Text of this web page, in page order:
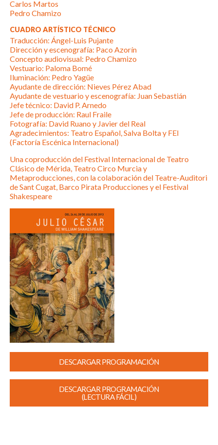
Carlos Martos
Pedro Chamizo
CUADRO ARTÍSTICO TÉCNICO
Traducción: Ángel-Luis Pujante
Dirección y escenografía: Paco Azorín
Concepto audiovisual: Pedro Chamizo
Vestuario: Paloma Bomé
Iluminación: Pedro Yagüe
Ayudante de dirección: Nieves Pérez Abad
Ayudante de vestuario y escenografía: Juan Sebastián
Jefe técnico: David P. Arnedo
Jefe de producción: Raul Fraile
Fotografía: David Ruano y Javier del Real
Agradecimientos: Teatro Español, Salva Bolta y FEI
(Factoría Escénica Internacional)
Una coproducción del Festival Internacional de Teatro
Clásico de Mérida, Teatro Circo Murcia y
Metaproducciones, con la colaboración del Teatre-Auditori
de Sant Cugat, Barco Pirata Producciones y el Festival
Shakespeare
DESCARGAR PROGRAMACIÓN
DESCARGAR PROGRAMACIÓN
(LECTURA FÁCIL)